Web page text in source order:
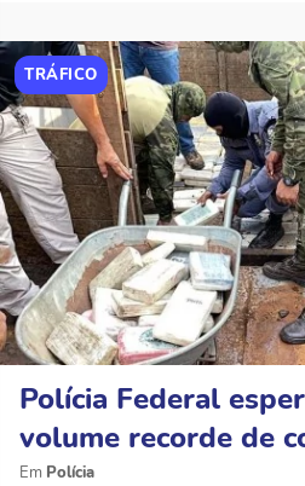
TRÁFICO
Polícia Federal
volume recorde de
Polícia